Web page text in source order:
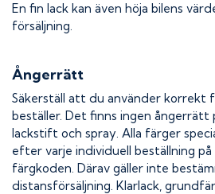
En fin lack kan även höja bilens
försäljning.
Ångerrätt
Säkerställ att du använder korrekt
beställer. Det finns ingen ångerrätt
lackstift och spray. Alla färger
efter varje individuell beställning
färgkoden. Därav gäller inte
distansförsäljning. Klarlack,